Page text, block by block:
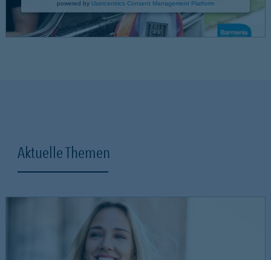
powered by Usercentrics Consent Management Platform
Aktuelle Themen